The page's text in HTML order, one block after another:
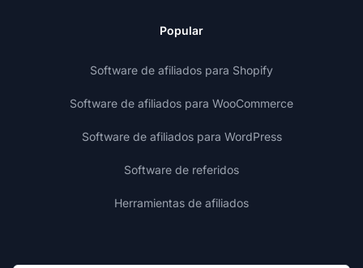
Popular
Software de afiliados para Shopify
Software de afiliados para WooCommerce
Software de afiliados para WordPress
Software de referidos
Herramientas de afiliados